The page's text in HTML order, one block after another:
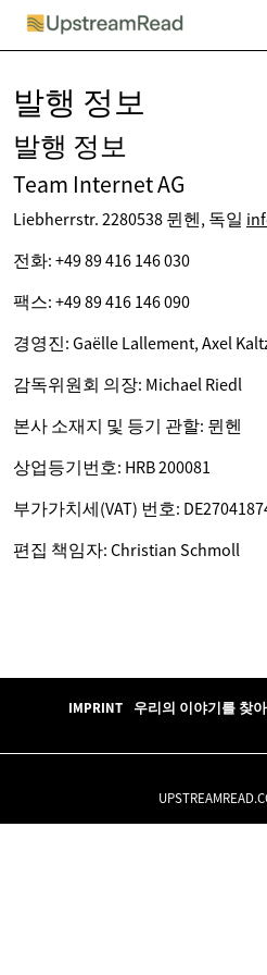
발행 정보
발행 정보
Team Internet AG
Liebherrstr. 2280538 뮌헨, 독일
전화: +49 89 416 146 030
팩스: +49 89 416 146 090
경영진: Gaëlle Lallement, Axel
감독위원회 의장: Michael Riedl
본사 소재지 및 등기 관할: 뮌헨
상업등기번호: HRB 200081
부가가치세(VAT) 번호:
편집 책임자: Christian Schmoll
IMPRINT 우리의 이야기를 찾